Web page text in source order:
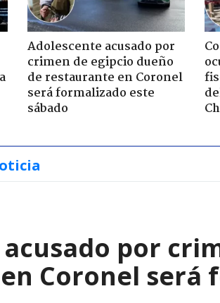
Adolescente acusado por
crimen de egipcio dueño
de restaurante en Coronel
será formalizado este
sábado
por
Coronel será